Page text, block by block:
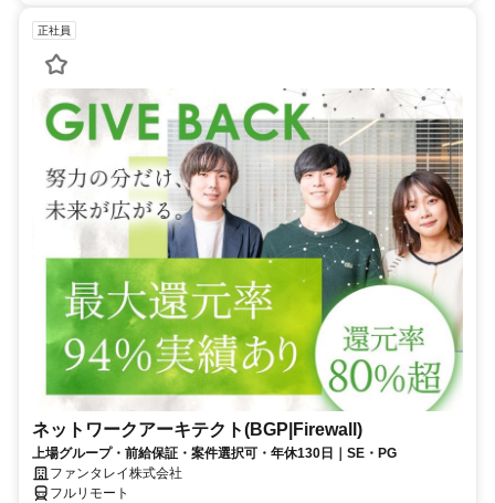
正社員
ネットワークアーキテクト(BGP|Firewall)
上場グループ・前給保証・案件選択可・年休130日｜SE・PG
ファンタレイ株式会社
フルリモート